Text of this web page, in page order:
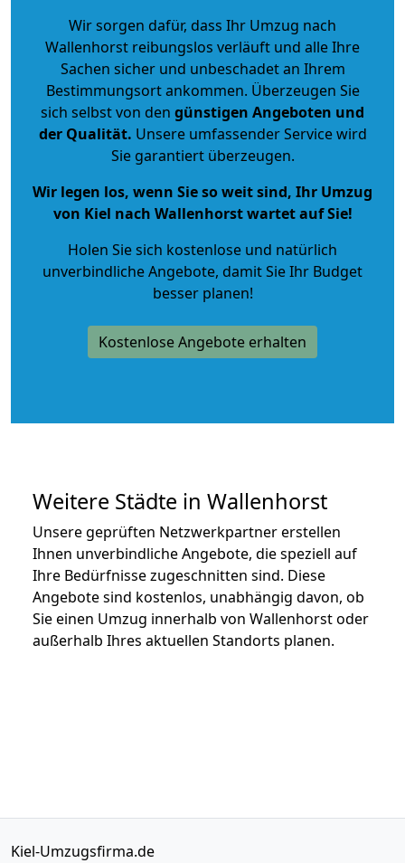
Wir sorgen dafür, dass Ihr Umzug nach
Wallenhorst reibungslos verläuft und alle Ihre
Sachen sicher und unbeschadet an Ihrem
Bestimmungsort ankommen. Überzeugen Sie
sich selbst von den günstigen Angeboten und
der Qualität. Unsere umfassender Service wird
Sie garantiert überzeugen.
Wir legen los, wenn Sie so weit sind, Ihr Umzug
von Kiel nach Wallenhorst wartet auf Sie!
Holen Sie sich kostenlose und natürlich
unverbindliche Angebote, damit Sie Ihr Budget
besser planen!
Kostenlose Angebote erhalten
Weitere Städte in Wallenhorst
Unsere geprüften Netzwerkpartner erstellen
Ihnen unverbindliche Angebote, die speziell auf
Ihre Bedürfnisse zugeschnitten sind. Diese
Angebote sind kostenlos, unabhängig davon, ob
Sie einen Umzug innerhalb von Wallenhorst oder
außerhalb Ihres aktuellen Standorts planen.
Kiel-Umzugsfirma.de